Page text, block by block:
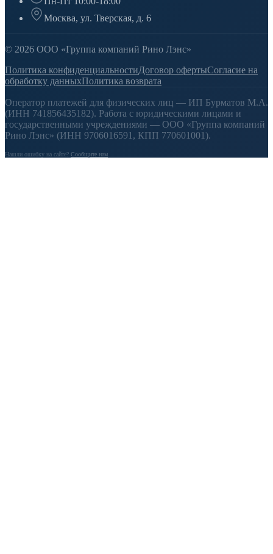
Москва, ул. Тверская, д. 6
© 2026 ООО «Группа компаний Рино Лэнс»
Политика конфиденциальностиДоговор офертыСогласие на
обработку данныхПолитика возврата
Оператор платежей для физических лиц — ИП Бурматов М.А.
(ИНН 741856435182). Работа с юридическими лицами и
государственными учреждениями — ООО «Группа компаний
Рино Лэнс» (ИНН 9706016591, КПП 770601001).
Нашли ошибку на сайте? Сообщите нам